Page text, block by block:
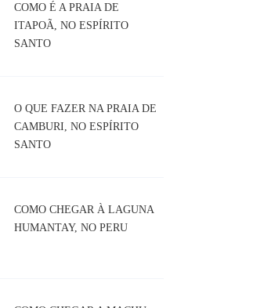
COMO É A PRAIA DE
ITAPOÃ, NO ESPÍRITO
SANTO
O QUE FAZER NA PRAIA DE
CAMBURI, NO ESPÍRITO
SANTO
COMO CHEGAR À LAGUNA
HUMANTAY, NO PERU